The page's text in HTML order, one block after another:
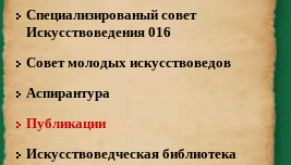
Специализированый совет
Искусствоведения 016
Совет молодых искусствоведов
Аспирантура
Публикации
Искусствоведческая библиотека